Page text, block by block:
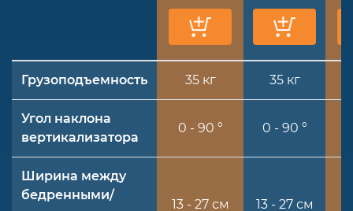
Грузоподъемность 35 кг 35 кг
Угол наклона
вертикализатора
0 - 90 ° 0 - 90 °
Ширина между
бедренными/
13 - 27 см 13 - 27 см